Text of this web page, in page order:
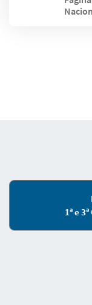
1ª e